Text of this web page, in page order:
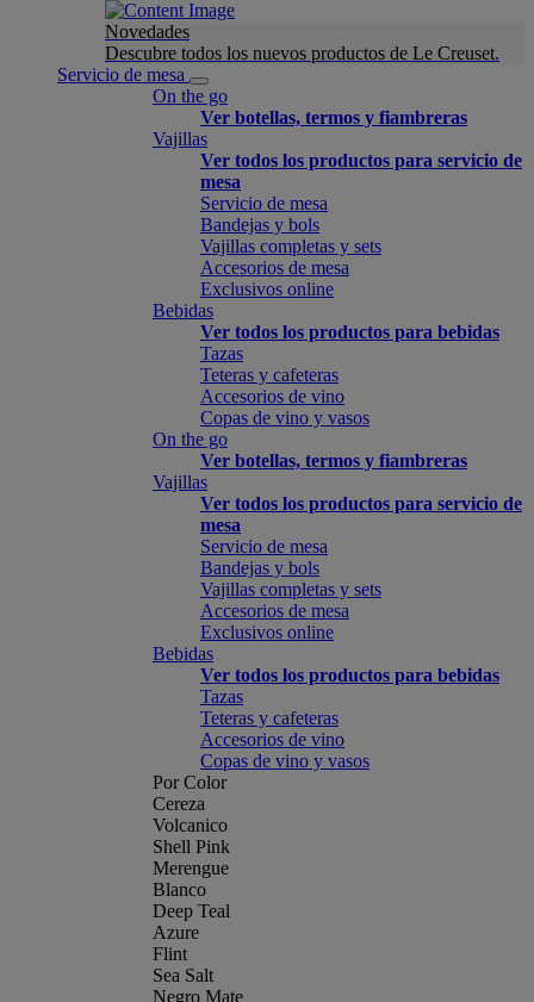
Novedades
Descubre todos los nuevos productos de Le Creuset.
Servicio de mesa
On the go
Ver botellas, termos y fiambreras
Vajillas
Ver todos los productos para servicio de
mesa
Servicio de mesa
Bandejas y bols
Vajillas completas y sets
Accesorios de mesa
Exclusivos online
Bebidas
Ver todos los productos para bebidas
Tazas
Teteras y cafeteras
Accesorios de vino
Copas de vino y vasos
On the go
Ver botellas, termos y fiambreras
Vajillas
Ver todos los productos para servicio de
mesa
Servicio de mesa
Bandejas y bols
Vajillas completas y sets
Accesorios de mesa
Exclusivos online
Bebidas
Ver todos los productos para bebidas
Tazas
Teteras y cafeteras
Accesorios de vino
Copas de vino y vasos
Por Color
Cereza
Volcanico
Shell Pink
Merengue
Blanco
Deep Teal
Azure
Flint
Sea Salt
Negro Mate